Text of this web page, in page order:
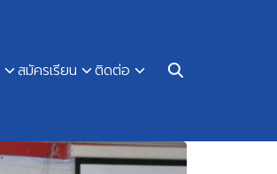
สมัครเรียน ติดต่อ